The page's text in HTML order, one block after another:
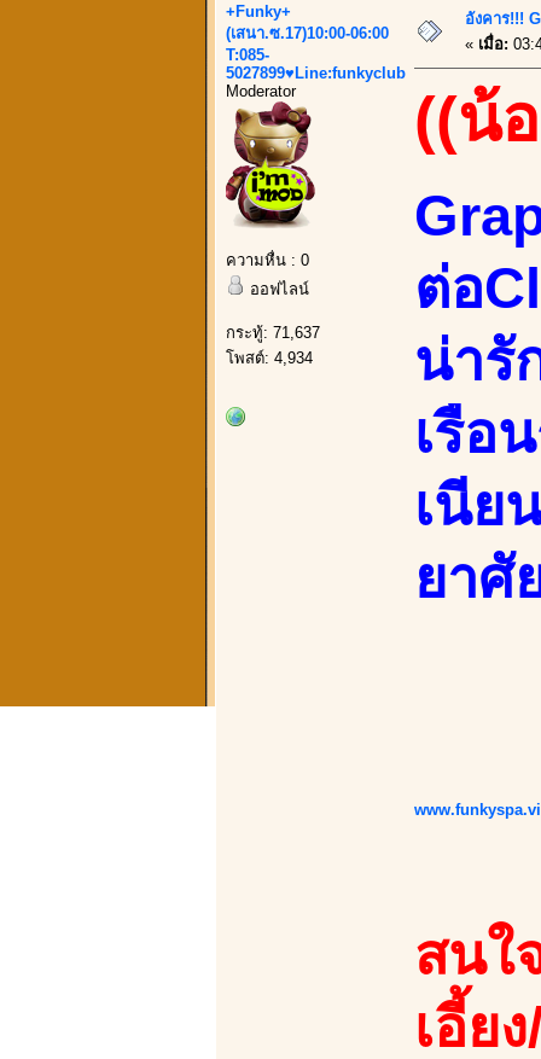
+Funky+
(เสนา.ซ.17)10:00-06:00
T:085-
5027899♥Line:funkyclub
Moderator
ความหื่น : 0
ออฟไลน์
กระทู้: 71,637
โพสต์: 4,934
อังคาร!!!
« เมื่อ:
((น้
ต่อ
น่ารั
เรือ
เนีย
ยาศั
สนใ
เอี้ย